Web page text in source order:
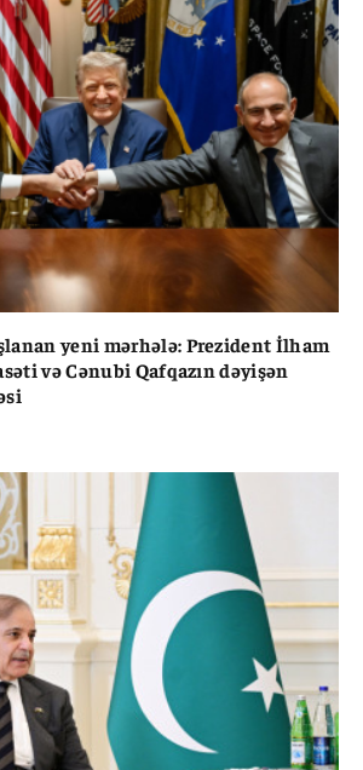
yeni mərhələ: Prezident İlham
və Cənubi Qafqazın dəyişən